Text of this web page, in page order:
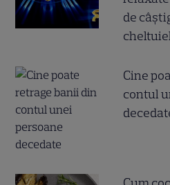
de
Cine
contul